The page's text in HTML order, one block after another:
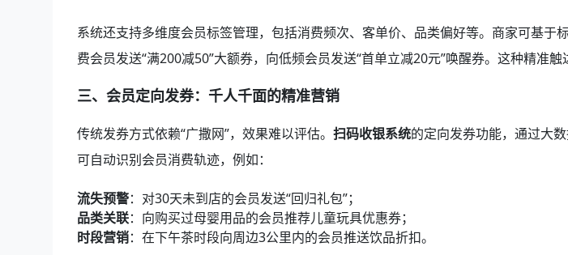
系统还支持多维度会员标签管理，包括消费频次、客单价、品类偏好等。商家可基于
费会员发送“满200减50”大额券，向低频会员发送“首单立减20元”唤醒券。这种精准触
三、会员定向发券：千人千面的精准营销
传统发券方式依赖“广撒网”，效果难以评估。 扫码收银系统的定向发券功能，通过大
可自动识别会员消费轨迹，例如：
流失预警：对30天未到店的会员发送“回归礼包”；
品类关联：向购买过母婴用品的会员推荐儿童玩具优惠券；
时段营销：在下午茶时段向周边3公里内的会员推送饮品折扣。